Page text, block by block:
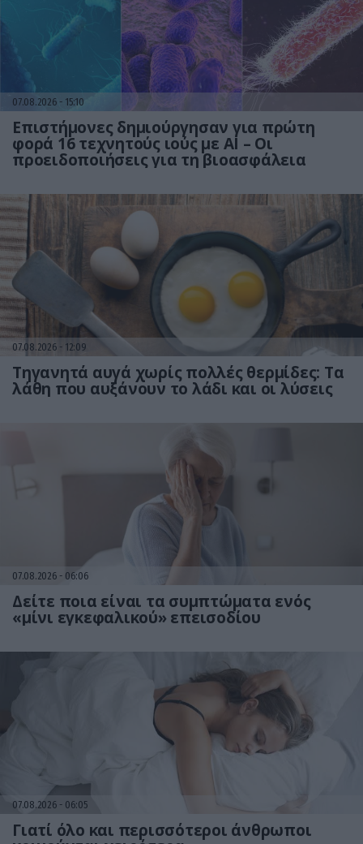
07.08.2026 15:10
Επιστήμονες δημιούργησαν για πρώτη
φορά 16 τεχνητούς ιούς με AI – Οι
προειδοποιήσεις για τη βιοασφάλεια
07.08.2026 12:09
Τηγανητά αυγά χωρίς πολλές θερμίδες: Τα
λάθη που αυξάνουν το λάδι και οι λύσεις
07.08.2026 06:06
Δείτε ποια είναι τα συμπτώματα ενός
«μίνι εγκεφαλικού» επεισοδίου
07.08.2026 06:05
Γιατί όλο και περισσότεροι άνθρωποι